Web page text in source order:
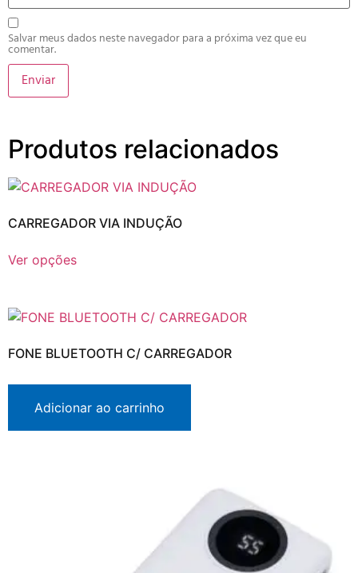
Salvar meus dados neste navegador para a próxima vez que eu
comentar.
Produtos relacionados
CARREGADOR VIA INDUÇÃO
Ver opções
FONE BLUETOOTH C/ CARREGADOR
Adicionar ao carrinho